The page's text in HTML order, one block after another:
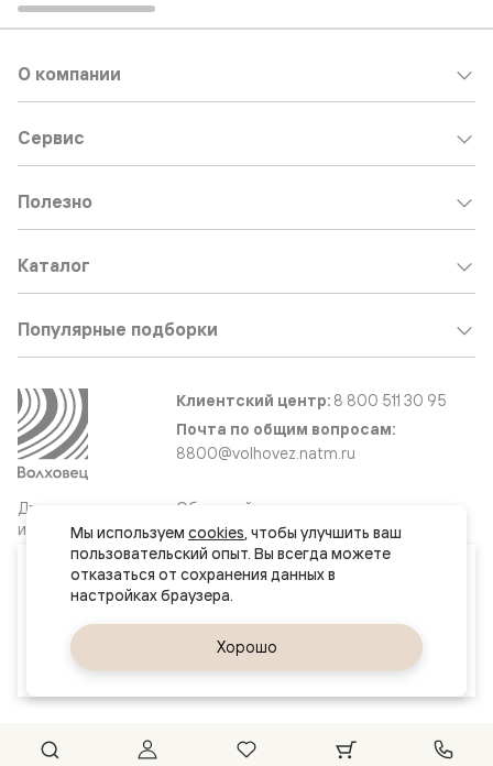
Ваш город
Хабаровск
Двери
и интерьерные
решения
О компании
Сервис
Полезно
Каталог
Популярные подборки
Клиентский центр: 8 800 511 30 95
Почта по общим вопросам:
8800@volhovez.natm.ru
Обратный звонок
Сайт не является публичной офертой
Правовая информация
Мы используем cookies, чтобы улучшить ваш
пользовательский опыт. Вы всегда можете
отказаться от сохранения данных в
Хорошо